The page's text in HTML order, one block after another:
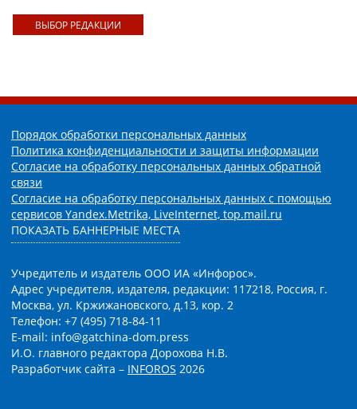
ВЫБОР РЕДАКЦИИ
Порядок обработки персональных данных
Политика конфиденциальности и защиты информации
Согласие на обработку персональных данных обратной
связи
Согласие на обработку персональных данных с помощью
сервисов Yandex.Metrika, LiveInternet, top.mail.ru
ПОКАЗАТЬ БАННЕРНЫЕ МЕСТА
Учредитель и издатель ООО ИА «Инфорос».
Адрес учредителя, издателя, редакции: 117218, Россия, г.
Москва, ул. Кржижановского, д.13, кор. 2
Телефон: +7 (495) 718-84-11
E-mail: info@gatchina-dom.press
И.О. главного редактора Дорохова Н.В.
Разработчик сайта – INFOROS 2026